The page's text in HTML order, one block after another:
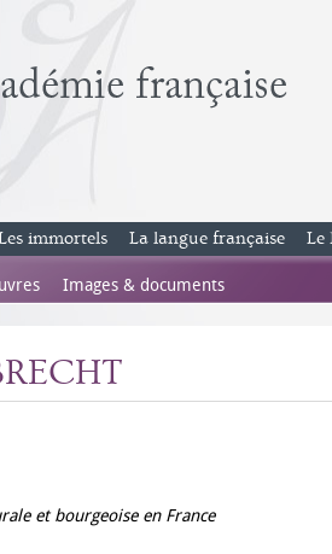
immortels La langue française Le
Images & documents
et bourgeoise en France